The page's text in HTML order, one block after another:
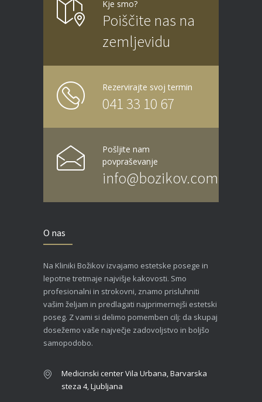
Kje smo?
Poiščite nas na
zemljevidu
Rezervirajte svoj termin
041 33 10 67
Pošljite nam
povpraševanje
info@bozikov.com
O nas
Na Kliniki Božikov izvajamo estetske posege in
lepotne tretmaje najvišje kakovosti. Smo
profesionalni in strokovni, znamo prisluhniti
vašim željam in predlagati najprimernejši estetski
poseg. Z vami si delimo pomemben cilj: da skupaj
dosežemo vaše največje zadovoljstvo in boljšo
samopodobo.
Medicinski center Vila Urbana, Barvarska
steza 4, Ljubljana